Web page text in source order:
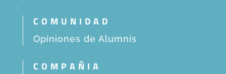
COMUNIDAD
Opiniones de Alumnis
COMPAÑIA